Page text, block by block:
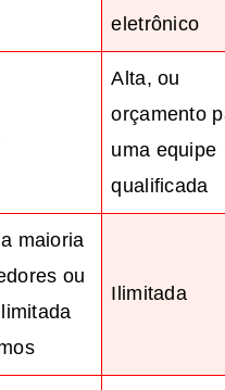
eletrônico
Alta, ou
orçamento
uma equipe
qualificada
maioria
ou
Ilimitada